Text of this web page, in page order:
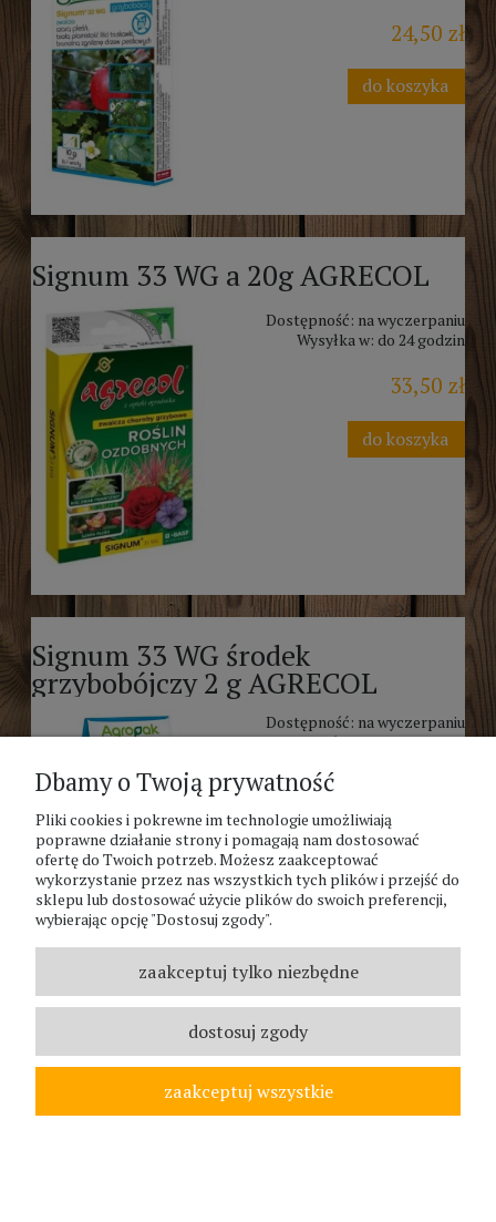
24,50 zł
do koszyka
Signum 33 WG a 20g AGRECOL
Dostępność: na wyczerpaniu
Wysyłka w: do 24 godzin
33,50 zł
do koszyka
Signum 33 WG środek
grzybobójczy 2 g AGRECOL
Dostępność: na wyczerpaniu
Wysyłka w:do 24 godzin
do koszyka
1 2 3
NEWSLETTER
Dbamy o Twoją prywatność
Pliki cookies i pokrewne im technologie umożliwiają
poprawne działanie strony i pomagają nam dostosować
ofertę do Twoich potrzeb. Możesz zaakceptować
wykorzystanie przez nas wszystkich tych plików i przejść do
sklepu lub dostosować użycie plików do swoich preferencji,
wybierając opcję "Dostosuj zgody".
zaakceptuj tylko niezbędne
dostosuj zgody
zaakceptuj wszystkie